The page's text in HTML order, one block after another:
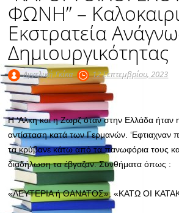
ΦΩΝΗ” –
Εκστρατεία
Δημιουργικότητας
Αγγελική Γκίκα 12 Σεπτεμβρίου, 2023
Η ‘Αλκη και η Ζωρζ όταν στην Ελλάδα ήταν
αντίσταση κατά των Γερμανών. ‘Εφτιαχναν
τα κρύβανε κάτω από τα πανωφόρια τους
διαδήλωση τα έβγαζαν. Συνθήματα όπως :
«ΛΕΥΤΕΡΙΑ ή ΘΑΝΑΤΟΣ», «ΚΑΤΩ ΟΙ